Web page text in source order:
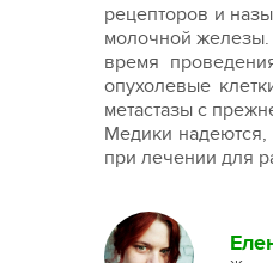
рецепторов и
молочной железы.
время
опухолевые
метастазы с
Медики надеются,
при лечении для